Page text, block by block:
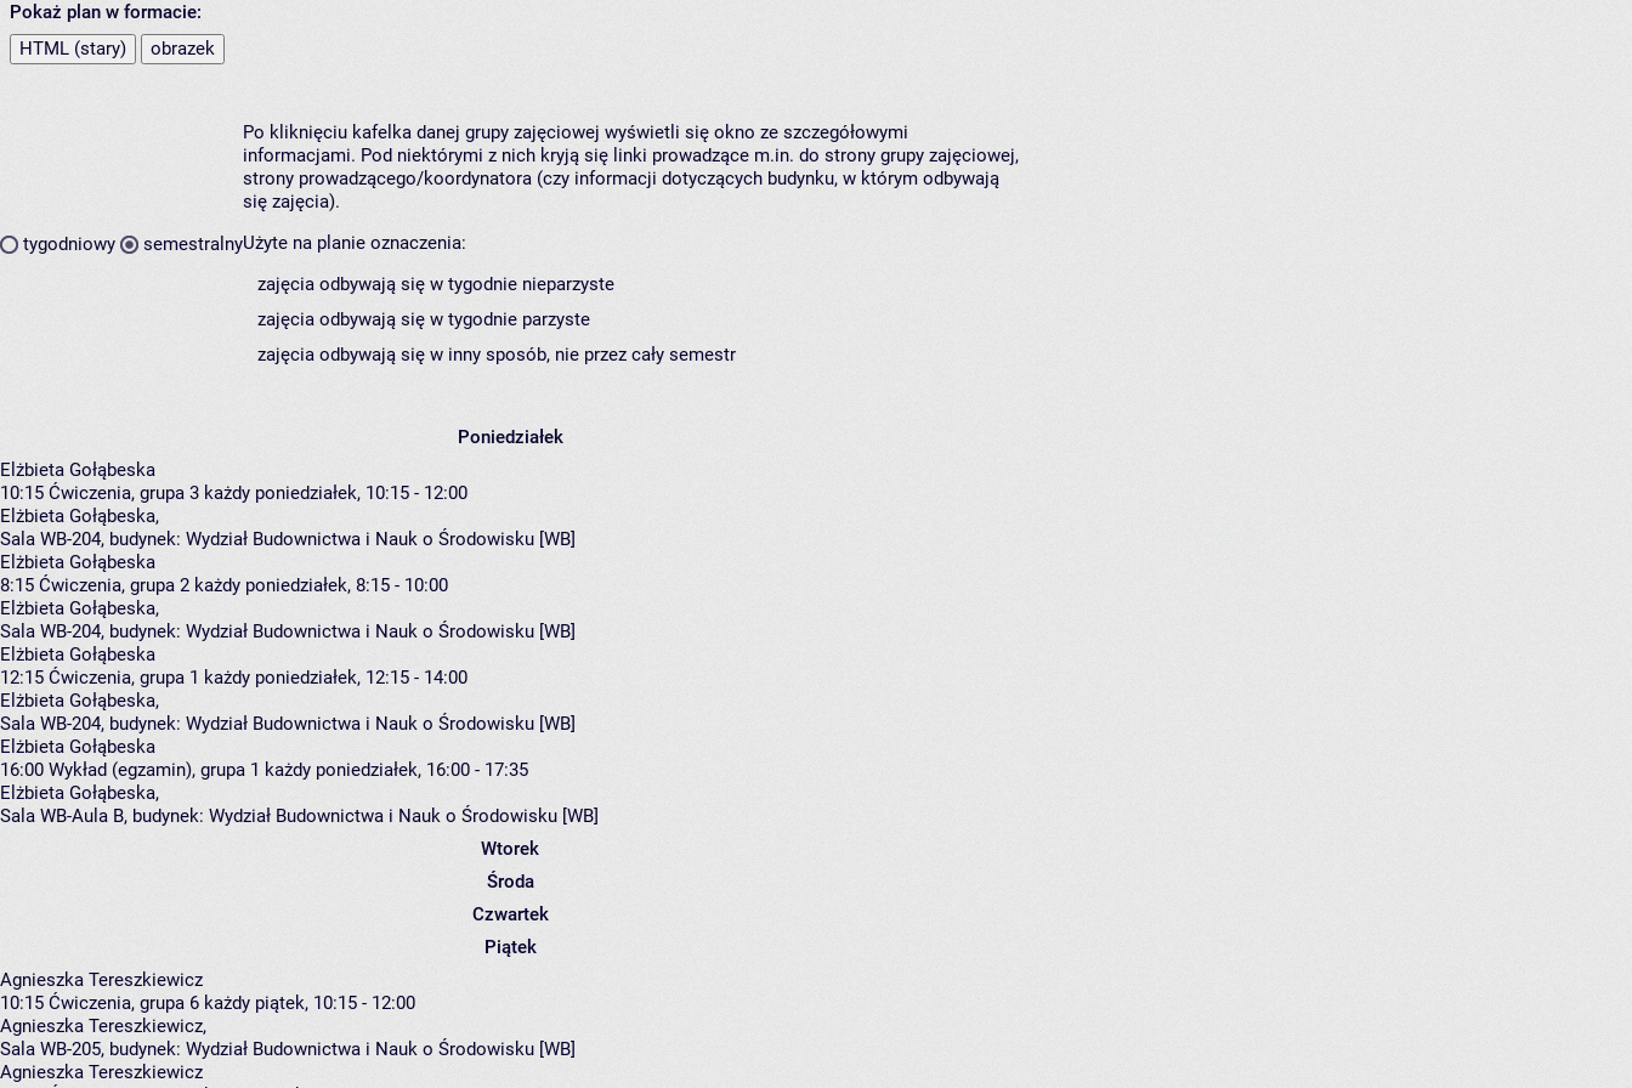
Pokaż plan w formacie:
HTML (stary)
obrazek
tygodniowy semestralny
Po kliknięciu kafelka danej grupy zajęciowej wyświetli się okno ze szczegółowymi
informacjami. Pod niektórymi z nich kryją się linki prowadzące m.in. do strony grupy zajęciowej,
strony prowadzącego/koordynatora (czy informacji dotyczących budynku, w którym odbywają
się zajęcia).
Użyte na planie oznaczenia:
zajęcia odbywają się w tygodnie nieparzyste
zajęcia odbywają się w tygodnie parzyste
zajęcia odbywają się w inny sposób, nie przez cały semestr
Poniedziałek
Elżbieta Gołąbeska
10:15 Ćwiczenia, grupa 3 każdy poniedziałek, 10:15 - 12:00
Elżbieta Gołąbeska,
Sala WB-204, budynek: Wydział Budownictwa i Nauk o Środowisku [WB]
Elżbieta Gołąbeska
8:15 Ćwiczenia, grupa 2 każdy poniedziałek, 8:15 - 10:00
Elżbieta Gołąbeska,
Sala WB-204, budynek: Wydział Budownictwa i Nauk o Środowisku [WB]
Elżbieta Gołąbeska
12:15 Ćwiczenia, grupa 1 każdy poniedziałek, 12:15 - 14:00
Elżbieta Gołąbeska,
Sala WB-204, budynek: Wydział Budownictwa i Nauk o Środowisku [WB]
Elżbieta Gołąbeska
16:00 Wykład (egzamin), grupa 1 każdy poniedziałek, 16:00 - 17:35
Elżbieta Gołąbeska,
Sala WB-Aula B, budynek: Wydział Budownictwa i Nauk o Środowisku [WB]
Wtorek
Środa
Czwartek
Piątek
Agnieszka Tereszkiewicz
10:15 Ćwiczenia, grupa 6 każdy piątek, 10:15 - 12:00
Agnieszka Tereszkiewicz,
Sala WB-205, budynek: Wydział Budownictwa i Nauk o Środowisku [WB]
Agnieszka Tereszkiewicz